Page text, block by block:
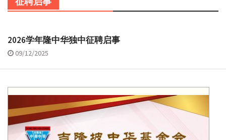
2026学年隆中华独中征聘启事
09/12/2025